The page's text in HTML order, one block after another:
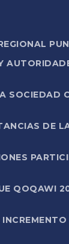
SOCIEDAD
DE
QOQAWI